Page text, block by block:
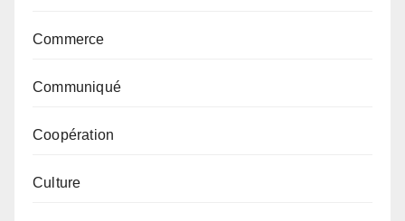
Commerce
Communiqué
Coopération
Culture